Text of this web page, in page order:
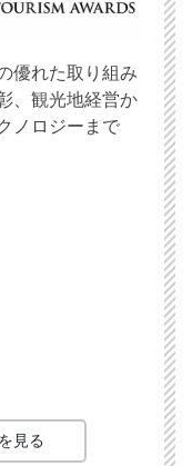
優れた取り組み
、観光地経営か
ノロジーまで
見る